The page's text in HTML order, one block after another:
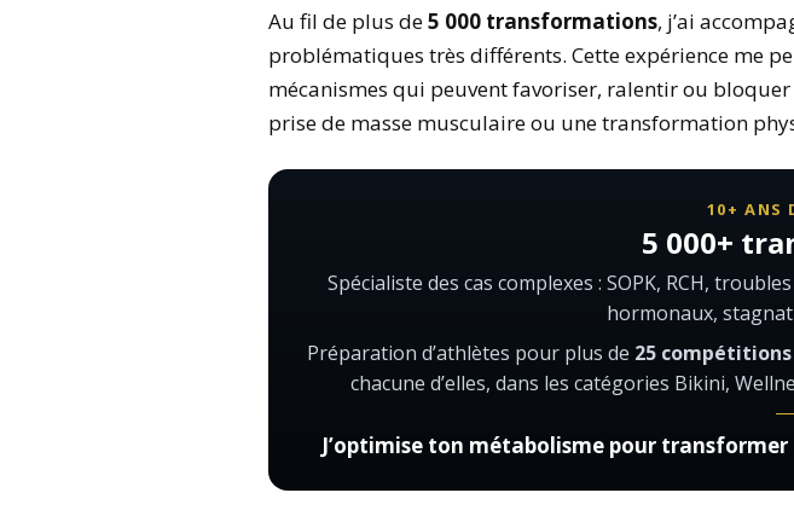
Au fil de plus de5 000 transformations, j’ai
problématiques très différents. Cette expérience me
mécanismes qui peuvent favoriser, ralentir ou
prise de masse musculaire ou une transformation
10+ ANS
5 000+
Spécialiste des cas complexes : SOPK, RCH,
hormonaux,
Préparation d’athlètes pour plus de 25
chacune d’elles, dans les catégories Bikini,
J’optimise ton métabolisme pour